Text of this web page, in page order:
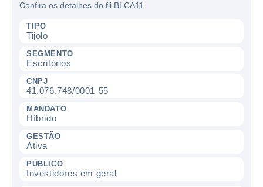
Confira os detalhes do fii BLCA11
TIPO
Tijolo
SEGMENTO
Escritórios
CNPJ
41.076.748/0001-55
MANDATO
Híbrido
GESTÃO
Ativa
PÚBLICO
Investidores em geral